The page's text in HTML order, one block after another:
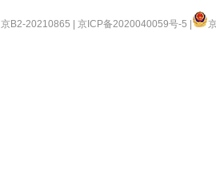
京B2-20210865 京ICP备2020040059号-5